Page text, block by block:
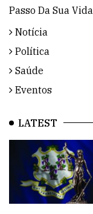
Passo Da Sua Vida
Notícia
Política
Saúde
Eventos
LATEST